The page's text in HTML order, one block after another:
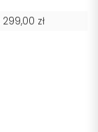
299,00 zł